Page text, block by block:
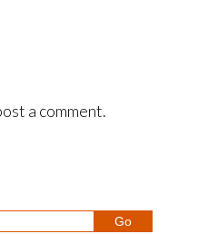
a comment.